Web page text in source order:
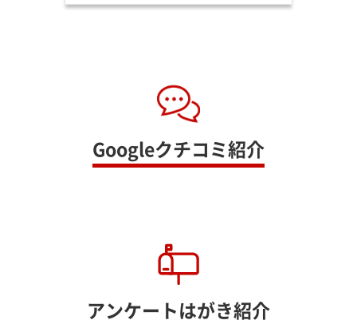
Googleクチコミ紹介
アンケートはがき紹介